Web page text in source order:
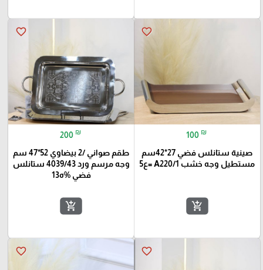
favorite_border
100 ₪
صينية ستانلس فضي 27*42سم
مستطيل وجه خشب A220/1 =ع5
add_shopping_cart
favorite_border
200 ₪
طقم صواني /2 بيضاوي 52*47 سم
وجه مرسم ورد 4039/43 ستانلس
فضي %ه13
add_shopping_cart
favorite_border
favorite_border